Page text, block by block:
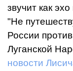
звучит как
"Не
России
Луганской
новости